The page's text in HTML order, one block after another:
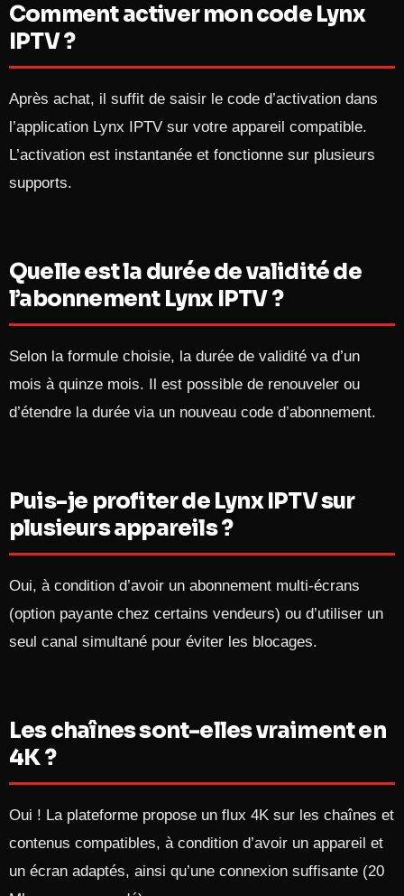
Comment activer mon code Lynx
IPTV ?
Après achat, il suffit de saisir le code d’activation dans
l’application Lynx IPTV sur votre appareil compatible.
L’activation est instantanée et fonctionne sur plusieurs
supports.​
Quelle est la durée de validité de
l’abonnement Lynx IPTV ?
Selon la formule choisie, la durée de validité va d’un
mois à quinze mois. Il est possible de renouveler ou
d’étendre la durée via un nouveau code d’abonnement.​
Puis-je profiter de Lynx IPTV sur
plusieurs appareils ?
Oui, à condition d’avoir un abonnement multi-écrans
(option payante chez certains vendeurs) ou d’utiliser un
seul canal simultané pour éviter les blocages.​
Les chaînes sont-elles vraiment en
4K ?
Oui ! La plateforme propose un flux 4K sur les chaînes et
contenus compatibles, à condition d’avoir un appareil et
un écran adaptés, ainsi qu’une connexion suffisante (20